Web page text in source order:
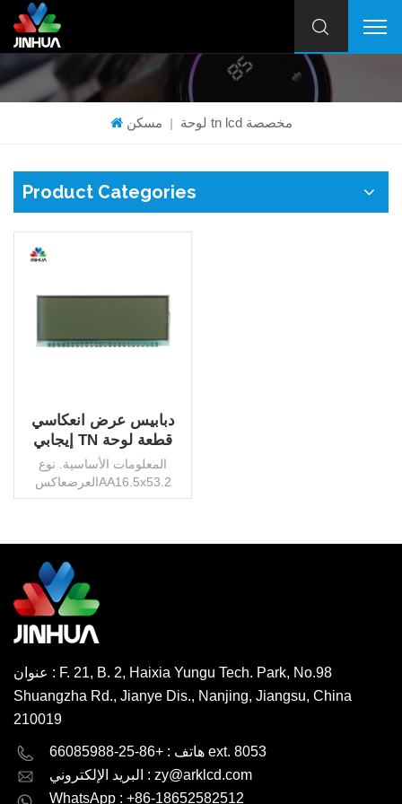
مسكن | لوحة tn lcd مخصصة
Product Categories
دبابيس عرض انعكاسي
إيجابي TN قطعة لوحة
LCD لعرض القياس
المعلومات الأساسية. نوع
العرضعاكسAA16.5x53.2
ممعرض الزاوية6
HSFواجهةspiالسيطرة على
ICلا أحدحزمة النقلكرتون/
البليتعلامة
تجاريةجينهواأصلالصينرمز
HS8531200000القدرة
pcs/monthمو1000 جهاز
كمبيوتر ، قابل للتفاوض
عنوان : F. 21, B. 2, Haixia Yungu Tech. Park, No.98
Shuangzha Rd., Jianye Dis., Nanjing, Jiangsu, China
210019
هاتف : +86-25-66085988 ext. 8053
البريد الإلكتروني : zy@arklcd.com
WhatsApp : +86-18652582512
English Deutsch
русский español